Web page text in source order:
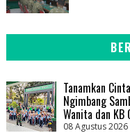
Tanamkan
Ngimbang
Wanita dan KB
08 Agustus 2026